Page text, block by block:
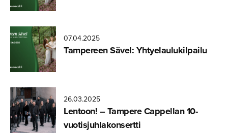
07.04.2025
Tampereen Sävel: Yhtyelau­lu­kilpailu
26.03.2025
Lentoon! – Tampere Cappellan 10-
vuotis­juh­la­kon­sertti